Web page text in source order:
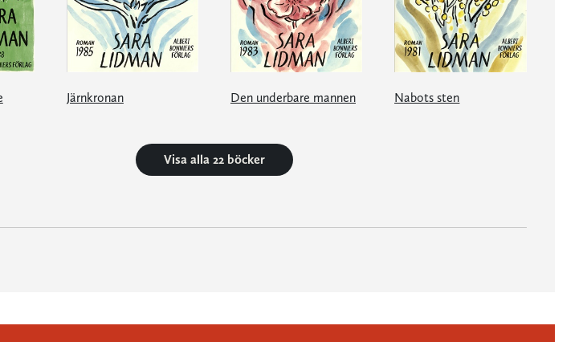
Järnkronan Den underbare mannen Nabots sten
Visa alla 22 böcker